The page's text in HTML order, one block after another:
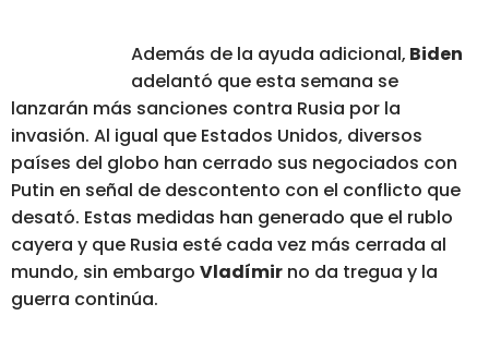
Además de la ayuda adicional, Biden
adelantó que esta semana se
lanzarán más sanciones contra Rusia por la
invasión. Al igual que Estados Unidos, diversos
países del globo han cerrado sus negociados con
Putin en señal de descontento con el conflicto que
desató. Estas medidas han generado que el rublo
cayera y que Rusia esté cada vez más cerrada al
mundo, sin embargo Vladímir no da tregua y la
guerra continúa.